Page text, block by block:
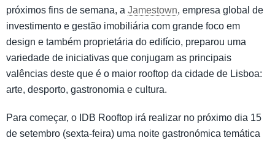
próximos fins de semana, a Jamestown, empresa global de
investimento e gestão imobiliária com grande foco em
design e também proprietária do edifício, preparou uma
variedade de iniciativas que conjugam as principais
valências deste que é o maior rooftop da cidade de Lisboa:
arte, desporto, gastronomia e cultura.
Para começar, o IDB Rooftop irá realizar no próximo dia 15
de setembro (sexta-feira) uma noite gastronómica temática